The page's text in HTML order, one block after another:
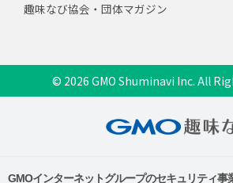
趣味なび協会・団体マガジン
© 2026 GMO Shuminavi Inc. All